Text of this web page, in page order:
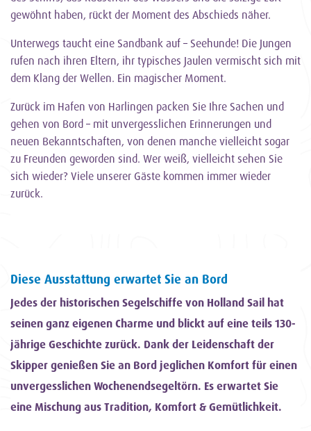
gewöhnt haben, rückt der Moment des Abschieds näher.
Unterwegs taucht eine Sandbank auf – Seehunde! Die Jungen
rufen nach ihren Eltern, ihr typisches Jaulen vermischt sich mit
dem Klang der Wellen. Ein magischer Moment.
Zurück im Hafen von Harlingen packen Sie Ihre Sachen und
gehen von Bord – mit unvergesslichen Erinnerungen und
neuen Bekanntschaften, von denen manche vielleicht sogar
zu Freunden geworden sind. Wer weiß, vielleicht sehen Sie
sich wieder? Viele unserer Gäste kommen immer wieder
zurück.
Diese Ausstattung erwartet Sie an Bord
Jedes der historischen Segelschiffe von Holland Sail hat
seinen ganz eigenen Charme und blickt auf eine teils 130-
jährige Geschichte zurück. Dank der Leidenschaft der
Skipper genießen Sie an Bord jeglichen Komfort für einen
unvergesslichen Wochenendsegeltörn. Es erwartet Sie
eine Mischung aus Tradition, Komfort & Gemütlichkeit.